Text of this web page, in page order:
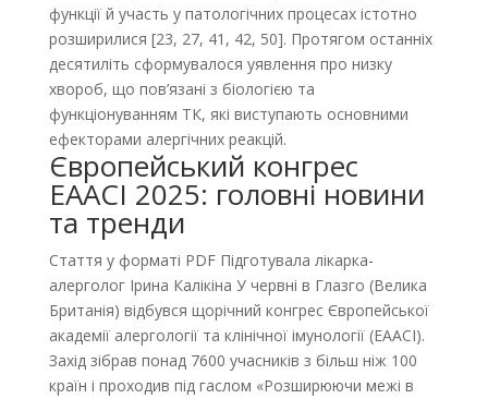
функції й участь у патологічних процесах істотно
розширилися [23, 27, 41, 42, 50]. Протягом останніх
десятиліть сформувалося уявлення про низку
хвороб, що пов’язані з біологією та
функціонуванням ТК, які виступають основними
ефекторами алергічних реакцій.
Європейський конгрес
EAACI 2025: головні новини
та тренди
Стаття у форматі PDF Підготувала лікарка-
алерголог Ірина Калікіна У червні в Глазго (Велика
Британія) відбувся щорічний конгрес Європейської
академії алергології та клінічної імунології (EAACI).
Захід зібрав понад 7600 учасників з більш ніж 100
країн і проходив під гаслом «Розширюючи межі в